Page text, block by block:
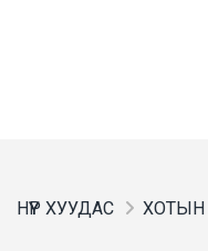
НҮҮР ХУУДАС ХОТЫН